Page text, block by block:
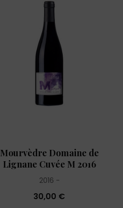
Mourvèdre Domaine de
Lignane Cuvée M 2016
2016
30,00 €